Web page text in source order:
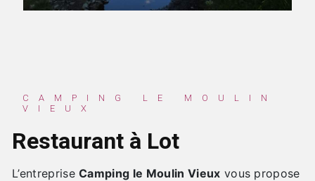
CAMPING LE MOULIN
VIEUX
Restaurant à Lot
L’entrepriseCamping le Moulin Vieux vous propose